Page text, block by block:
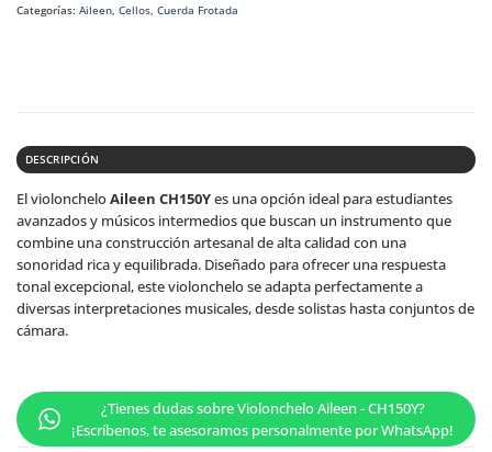
Categorías: Aileen Cellos Cuerda Frotada
DESCRIPCIÓN
El violoncheloAileen CH150Yes una opción ideal para estudiantes
avanzados y músicos intermedios que buscan un instrumento que
combine una construcción artesanal de alta calidad con una
sonoridad rica y equilibrada. Diseñado para ofrecer una respuesta
tonal excepcional, este violonchelo se adapta perfectamente a
diversas interpretaciones musicales, desde solistas hasta conjuntos de
cámara.
¿Tienes dudas sobre Violonchelo Aileen - CH150Y?
¡Escríbenos, te asesoramos personalmente por WhatsApp!